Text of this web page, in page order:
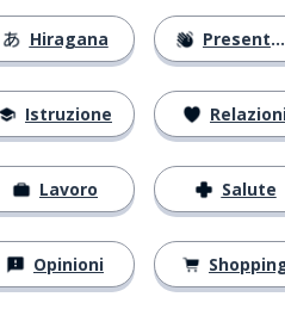
Hiragana
Istruzione
Lavoro
Opinioni
Presentarsi
Salute